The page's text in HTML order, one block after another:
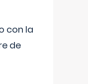
con la
de